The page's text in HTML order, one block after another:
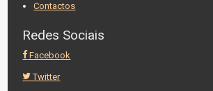
Contactos
Redes Sociais
Facebook
Twitter